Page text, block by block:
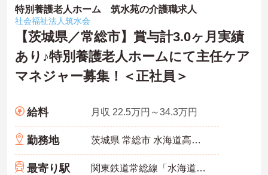
特別養護老人ホーム 筑水苑の介護職求人
社会福祉法人筑水会
【茨城県／常総市】賞与計3.0ヶ月実績
あり♪特別養護老人ホームにて主任ケア
マネジャー募集！＜正社員＞
給料 月収 22.5万円～34.3万円
勤務地 茨城県 常総市 水海道高野町671-1
最寄り駅 関東鉄道常総線「水海道駅」徒歩20分